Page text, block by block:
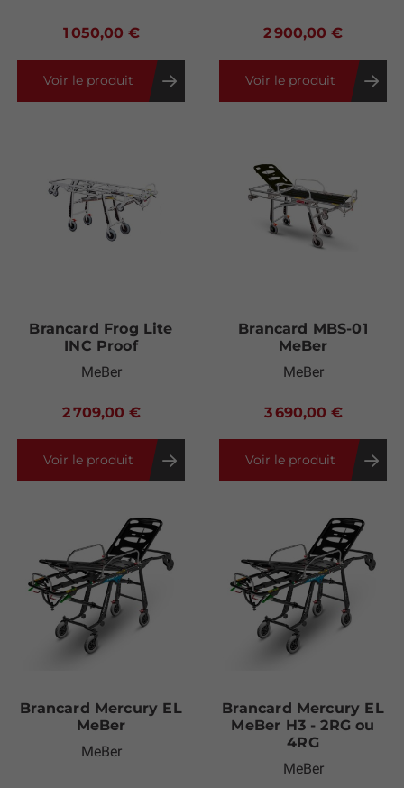
1 050,00 €
Voir le produit
2 900,00 €
Voir le produit
Brancard Frog Lite
INC Proof
MeBer
2 709,00 €
Voir le produit
Brancard MBS-01
MeBer
MeBer
3 690,00 €
Voir le produit
Brancard Mercury EL
MeBer
MeBer
Brancard Mercury EL
MeBer H3 - 2RG ou
4RG
MeBer